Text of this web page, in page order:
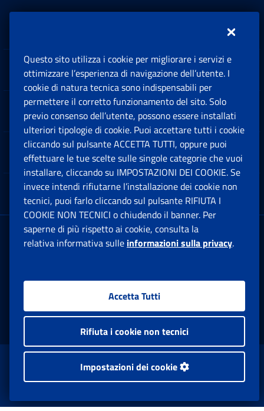
Sedi e Contatti
Software
Note Legali
App mobile
Sede Legale : Via Ciro il Grande, 21
00144 Roma
Facebook: Apre una nuova finestra
Twitter: Apre una nuova finestra
Whatsapp: Apre una nuova
Youtube: Apre una
Instagram:
www.inps.gov.it © 1997-2026
Istituto Nazionale Previdenza Sociale.
Questo sito utilizza i cookie per migliorare i servizi e
ottimizzare l’esperienza di navigazione dell’utente. I
cookie di natura tecnica sono indispensabili per
permettere il corretto funzionamento del sito. Solo
previo consenso dell’utente, possono essere installati
ulteriori tipologie di cookie. Puoi accettare tutti i cookie
cliccando sul pulsante ACCETTA TUTTI, oppure puoi
effettuare le tue scelte sulle singole categorie che vuoi
installare, cliccando su IMPOSTAZIONI DEI COOKIE. Se
invece intendi rifiutarne l’installazione dei cookie non
tecnici, puoi farlo cliccando sul pulsante RIFIUTA I
COOKIE NON TECNICI o chiudendo il banner. Per
saperne di più rispetto ai cookie, consulta la
relativa informativa sulle informazioni sulla privacy.
Accetta Tutti
Rifiuta i cookie non tecnici
Impostazioni dei cookie